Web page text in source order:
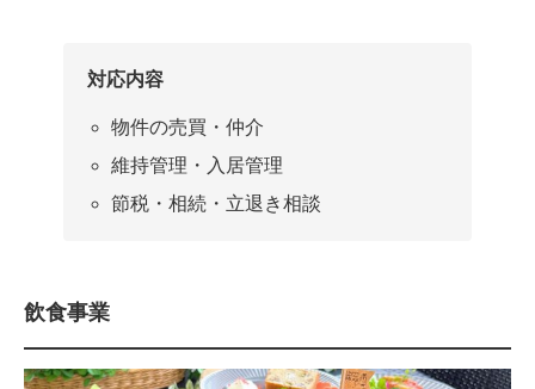
対応内容
物件の売買・仲介
維持管理・入居管理
節税・相続・立退き相談
飲食事業